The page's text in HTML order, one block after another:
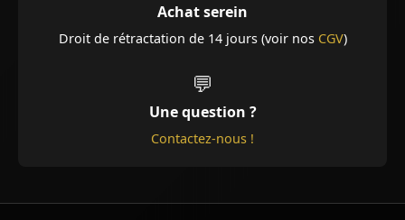
Achat serein
Droit de rétractation de 14 jours (voir nos CGV)
💬
Une question ?
Contactez-nous !